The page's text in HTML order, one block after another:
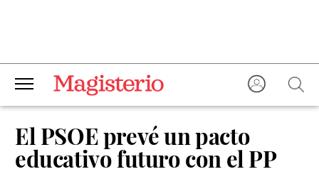
El PSOE prevé un pacto
educativo futuro con el PP